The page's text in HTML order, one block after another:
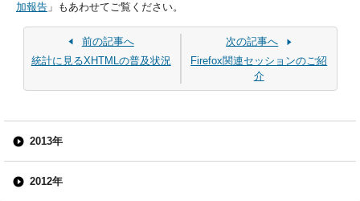
加報告 」もあわせてご覧ください。
前の記事へ
統計に見るXHTMLの普及状況
次の記事へ
Firefox関連セッションのご紹
介
2013年
2012年